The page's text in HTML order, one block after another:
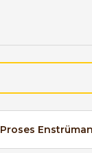
Proses Enstrüman